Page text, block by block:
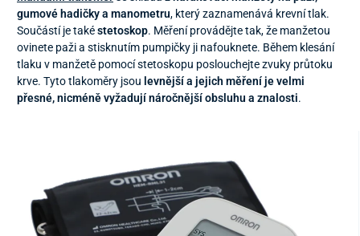
gumové hadičky a manometru, který zaznamenává krevní tlak.
Součástí je takéstetoskop. Měření provádějte tak, že manžetou
ovinete paži a stisknutím pumpičky ji nafouknete. Během klesání
tlaku v manžetě pomocí stetoskopu poslouchejte zvuky průtoku
krve. Tyto tlakoměry jsou levnější a jejich měření je velmi
přesné, nicméně vyžadují náročnější obsluhu a znalosti.